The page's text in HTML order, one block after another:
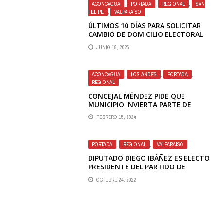
ACONCAGUA , PORTADA , REGIONAL ,
SAN
FELIPE
, VALPARAÍSO
ÚLTIMOS 10 DÍAS PARA SOLICITAR
CAMBIO DE DOMICILIO ELECTORAL
JUNIO 18, 2025
ACONCAGUA LOS ANDES PORTADA
REGIONAL
CONCEJAL MÉNDEZ PIDE QUE
MUNICIPIO INVIERTA PARTE DE
RECURSOS DE ROYALTY MINERO EN
MAS ÁREAS VERDES PARA LOS ANDES
FEBRERO 15, 2024
PORTADA , REGIONAL , VALPARAÍSO
DIPUTADO DIEGO IBÁÑEZ ES ELECTO
PRESIDENTE DEL PARTIDO DE
GABRIEL BORIC
OCTUBRE 24, 2022